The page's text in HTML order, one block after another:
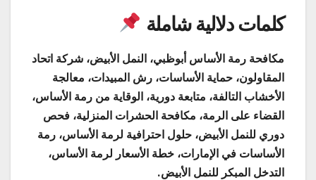
كلمات دلالية شاملة
مكافحة رمة الأساس أبوظبي، النمل الأبيض، شركة اتحاد
المقاولون، حماية الأساسات، رش المبيدات، معالجة
الأخشاب التالفة، متابعة دورية، الوقاية من رمة الأساس،
القضاء على الرمة، مكافحة الحشرات المنزلية، فحص
دوري للنمل الأبيض، حلول احترافية لرمة الأساس، رمة
الأساسات في الإمارات، خطة الأسعار لرمة الأساس،
التدخل المبكر للنمل الأبيض.